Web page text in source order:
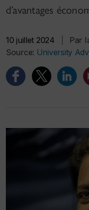
d’avantages
10 juillet 2024
Par
Source: University